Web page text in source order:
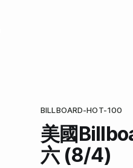
BILLBOARD-HOT-100
美國
六 (8/4)